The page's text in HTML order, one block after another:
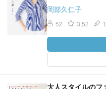
岡部久仁子
52 3.52
大人スタイルのフ